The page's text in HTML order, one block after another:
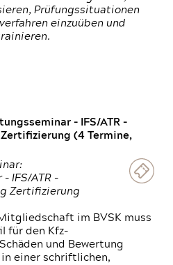
Prüfungssituationen
einzuüben und
- IFS/ATR -
(4 Termine,
IFS/ATR -
Zertifizierung
im BVSK muss
für den Kfz-
und Bewertung
einer schriftlichen,